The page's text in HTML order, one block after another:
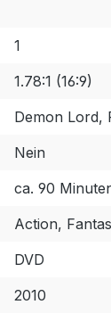
1
1.78:1 (16:9)
Demon Lord,
Nein
ca. 90
Action,
DVD
2010